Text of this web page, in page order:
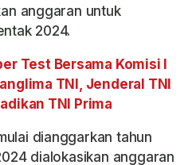
anggaran untuk
2024.
Test Bersama Komisi I
TNI, Jenderal TNI
TNI Prima
dianggarkan tahun
dialokasikan anggaran